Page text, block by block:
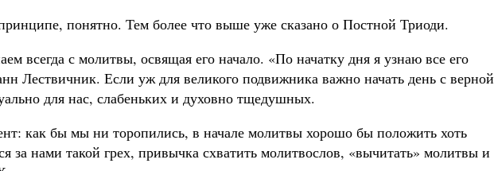
понятно. Тем более что выше уже сказано о Постной Триоди.
всегда с молитвы, освящая его начало. «По начатку дня я узнаю все его
Лествичник. Если уж для великого подвижника важно начать день с верной
для нас, слабеньких и духовно тщедушных.
как бы мы ни торопились, в начале молитвы хорошо бы положить хоть
за нами такой грех, привычка схватить молитвослов, «вычитать» молитвы и